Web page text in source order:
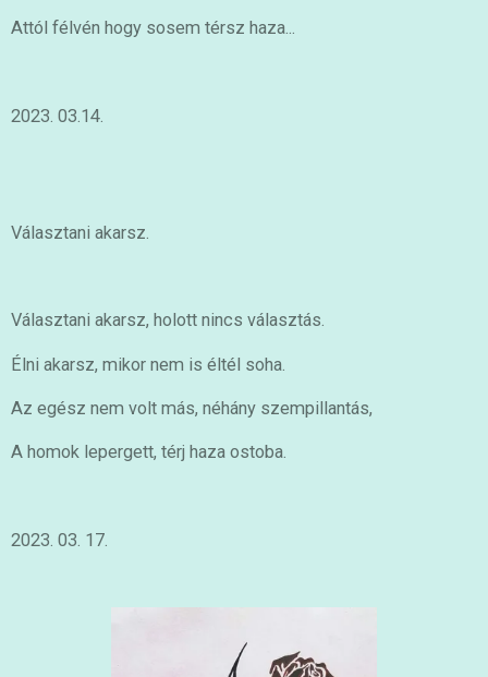
Attól félvén hogy sosem térsz haza...
2023. 03.14.
Választani akarsz.
Választani akarsz, holott nincs választás.
Élni akarsz, mikor nem is éltél soha.
Az egész nem volt más, néhány szempillantás,
A homok lepergett, térj haza ostoba.
2023. 03. 17.